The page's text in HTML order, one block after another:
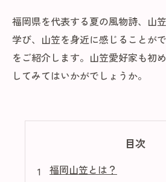
福岡県を代表する夏の風物詩、山
学び、山笠を身近に感じることが
をご紹介します。山笠愛好家も初
してみてはいかがでしょうか。
目次
福岡山笠とは？